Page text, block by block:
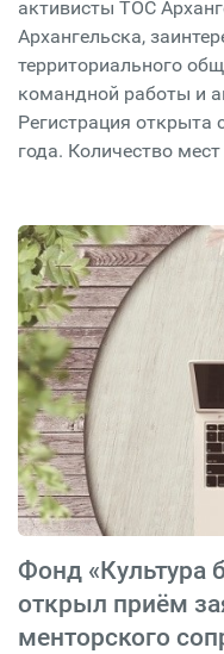
активисты ТОС
Архангельска,
территориального
командной работы и
Регистрация открыта
года. Количество
Фонд «Культура
открыл приём
менторского